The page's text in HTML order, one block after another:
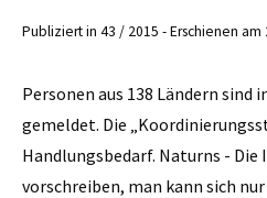
Publiziert in 43 / 2015 - Erschienen
Personen aus 138 Ländern sind
gemeldet. Die
Handlungsbedarf. Naturns -
vorschreiben, man kann sich